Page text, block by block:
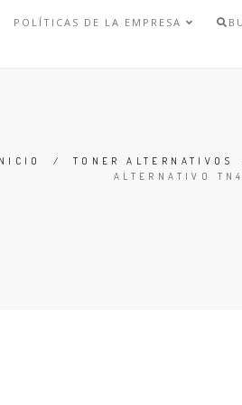
POLÍTICAS DE LA EMPRESA
/ TONER ALTERNATIVOS
ALTERNATIVO